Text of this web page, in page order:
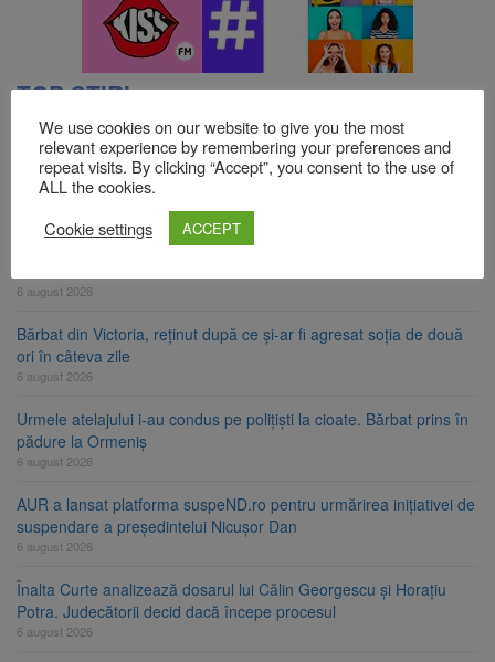
TOP ȘTIRI
Strategia națională pentru biodiversitate 2026-2030, adoptată de
Senat. Proiectul merge la promulgare
Cod portocaliu de vijelii și averse torențiale în jumătatea estică a
6 august 2026
Bărbat din Victoria, reținut după ce și-ar fi agresat soția de două
ori în câteva zile
6 august 2026
Urmele atelajului i-au condus pe polițiști la cioate. Bărbat prins în
pădure la Ormeniș
6 august 2026
AUR a lansat platforma suspeND.ro pentru urmărirea inițiativei de
suspendare a președintelui Nicușor Dan
6 august 2026
Înalta Curte analizează dosarul lui Călin Georgescu și Horațiu
Potra. Judecătorii decid dacă începe procesul
6 august 2026
We use cookies on our website to give you the most
relevant experience by remembering your preferences and
repeat visits. By clicking “Accept”, you consent to the use of
ALL the cookies.
Cookie settings
ACCEPT